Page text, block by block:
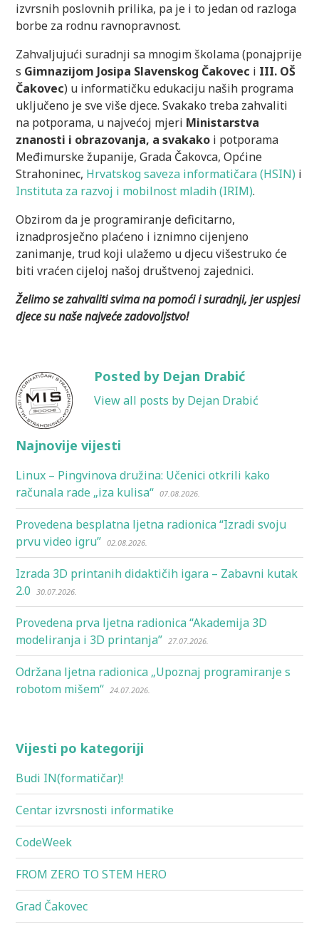
izvrsnih poslovnih prilika, pa je i to jedan od razloga
borbe za rodnu ravnopravnost.
Zahvaljujući suradnji sa mnogim školama (ponajprije
s Gimnazijom Josipa Slavenskog Čakovec i III. OŠ
Čakovec) u informatičku edukaciju naših programa
uključeno je sve više djece. Svakako treba zahvaliti
na potporama, u najvećoj mjeri Ministarstva
znanosti i obrazovanja, a svakako i potporama
Međimurske županije, Grada Čakovca, Općine
Strahoninec, Hrvatskog saveza informatičara (HSIN) i
Instituta za razvoj i mobilnost mladih (IRIM).
Obzirom da je programiranje deficitarno,
iznadprosječno plaćeno i iznimno cijenjeno
zanimanje, trud koji ulažemo u djecu višestruko će
biti vraćen cijeloj našoj društvenoj zajednici.
Želimo se zahvaliti svima na pomoći i suradnji, jer uspjesi
djece su naše najveće zadovoljstvo!
Posted by Dejan Drabić
View all posts by Dejan Drabić
Najnovije vijesti
Linux – Pingvinova družina: Učenici otkrili kako
računala rade „iza kulisa“ 07.08.2026.
Provedena besplatna ljetna radionica “Izradi svoju
prvu video igru” 02.08.2026.
Izrada 3D printanih didaktičih igara – Zabavni kutak
2.0
30.07.2026.
Provedena prva ljetna radionica “Akademija 3D
modeliranja i 3D printanja” 27.07.2026.
Održana ljetna radionica „Upoznaj programiranje s
robotom mišem“ 24.07.2026.
Vijesti po kategoriji
Budi IN(formatičar)!
Centar izvrsnosti informatike
CodeWeek
FROM ZERO TO STEM HERO
Grad Čakovec